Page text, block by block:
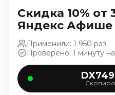
Декабрь 2026
Спорт
Август 2026
Сентябрь 2026
Декабрь 2026
Скидка 10% от
Яндекс Афише
Применили: 1 950 раз
Проверено: 1 минуту